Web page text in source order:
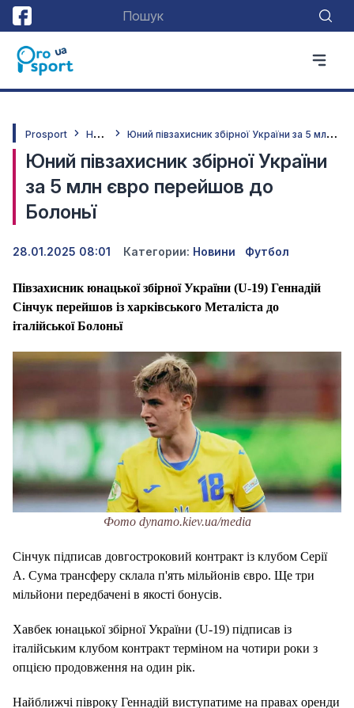
Prosport Н
овини Ю
ний півзахисник збірної України за 5 млн євро перейшов до Болоньї
Юний півзахисник збірної України
за 5 млн євро перейшов до
Болоньї
28.01.2025 08:01 Категории: Новини Футбол
Півзахисник юнацької збірної України (U-19) Геннадій
Сінчук перейшов із харківського Металіста до
італійської Болоньї
Фото dynamo.kiev.ua/media
Сінчук підписав довгостроковий контракт із клубом Серії
А. Сума трансферу склала п'ять мільйонів євро. Ще три
мільйони передбачені в якості бонусів.
Хавбек юнацької збірної України (U-19) підписав із
італійським клубом контракт терміном на чотири роки з
опцією продовження на один рік.
Найближчі півроку Геннадій виступатиме на правах оренди